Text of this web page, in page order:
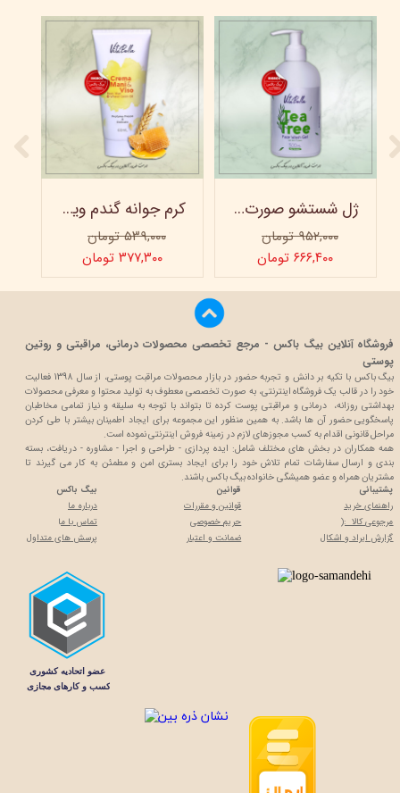
کرم جوانه گندم ویتابلا - تیوپی 60 میلی‌ لیتر
۵۳۹,۰۰۰ تومان
۳۷۷,۳۰۰ تومان
ژل شستشو صورت ویتابلا - 300 میلی لیتر
۹۵۲,۰۰۰ تومان
۶۶۶,۴۰۰ تومان
پشتیبانی
راهنمای خرید
مرجوعی کالا :(
گزارش ایراد و اشکال
قوانین
قوانین و مقررات
حریم خصوصی
ضمانت و اعتبار
بیگ باکس
درباره ما
تماس با ما
پرسش های متداول
فروشگاه آنلاین بیگ باکس - مرجع تخصصی محصولات درمانی، مراقبتی و روتین
پوستی
بیگ باکس با تکیه بر دانش و تجربه حضور در بازار محصولات مراقبت پوستی، از سال 1398 فعالیت
خود را در قالب یک فروشگاه اینترنتی، به صورت تخصصی معطوف به تولید محتوا و معرفی محصولات
بهداشتی روزانه، درمانی و مراقبتی پوست کرده تا بتواند با توجه به سلیقه و نیاز تمامی مخاطبان
پاسخگویی حضور آن ها باشد. به همین منظور این مجموعه برای ایجاد اطمینان بیشتر با طی کردن
مراحل قانونی اقدام به کسب مجوزهای لازم در زمینه فروش اینترنتی نموده است.
همه همکاران در بخش های مختلف شامل: ایده پردازی - طراحی و اجرا - مشاوره - دریافت، بسته
بندی و ارسال سفارشات تمام تلاش خود را برای ایجاد بستری امن و مطمئن به کار می گیرند تا
مشتریان همراه و عضو همیشگی خانواده بیگ باکس باشند.